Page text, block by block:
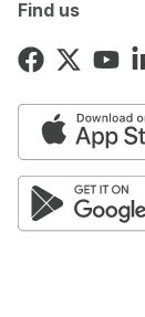
Find us
između
"To je
zaštite
Više o...